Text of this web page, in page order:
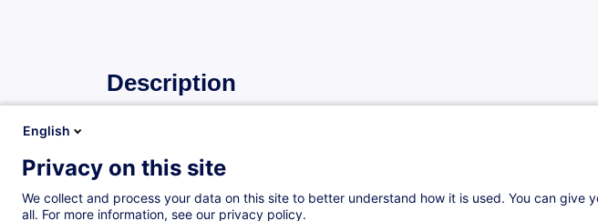
Description
Au terme de cette formation, les participants seront capables de :
créer et modifier des graphiques
English
Privacy on this site
We collect and process your data on this site to better understand how it is used. You can give
all. For more information, see our privacy policy.